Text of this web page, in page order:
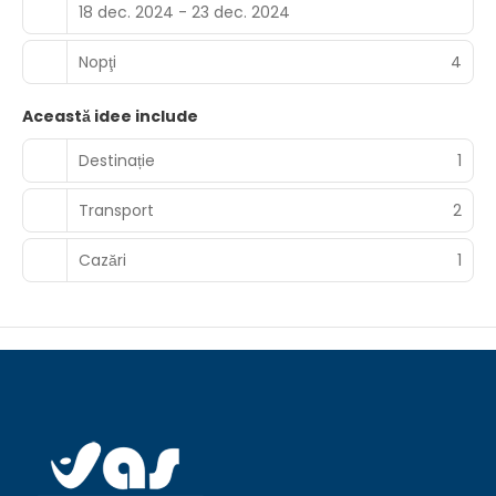
18 dec. 2024 - 23 dec. 2024
Nopţi 4
Această idee include
Destinație
1
Transport 2
Cazări 1